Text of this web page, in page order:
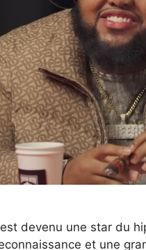
devenu une star du
et une